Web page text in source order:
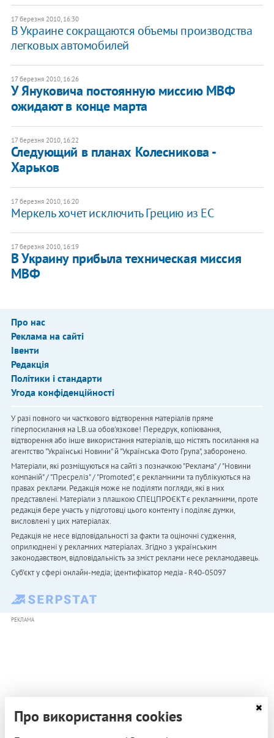
17 березня 2010, 16:30
В Украине сокращаются объемы производства
легковых автомобилей
17 березня 2010, 16:26
У Януковича постоянную миссию МВФ
ожидают в конце марта
17 березня 2010, 16:22
Следующий в планах Колесникова -
Харьков
17 березня 2010, 16:20
Меркель хочет исключить Грецию из ЕС
17 березня 2010, 16:19
В Украину прибыла техническая миссия
МВФ
Про нас
Реклама на сайті
Івенти
Редакція
Політики і стандарти
Угода конфіденційності
У разі повного чи часткового відтворення матеріалів пряме
гіперпосилання на LB.ua обов'язкове! Передрук, копіювання,
відтворення або інше використання матеріалів, що містять посилання на
агентство "Українськi Новини" й "Українська Фото Група", заборонено.
Матеріали, які розміщуються на сайті з позначкою "Реклама" / "Новини
компаній" / "Пресреліз" / "Promoted", є рекламними та публікуються на
правах реклами. Редакція може не поділяти погляди, які в них
представлені. Матеріали з плашкою СПЕЦПРОЄКТ є рекламними, проте
редакція бере участь у підготовці цього контенту і поділяє думки,
висловлені у цих матеріалах.
Редакція не несе відповідальності за факти та оціночні судження,
оприлюднені у рекламних матеріалах. Згідно з українським
законодавством, відповідальність за зміст реклами несе рекламодавець.
Cуб'єкт у сфері онлайн-медіа; ідентифікатор медіа - R40-05097
РЕКЛАМА
Про використання cookies